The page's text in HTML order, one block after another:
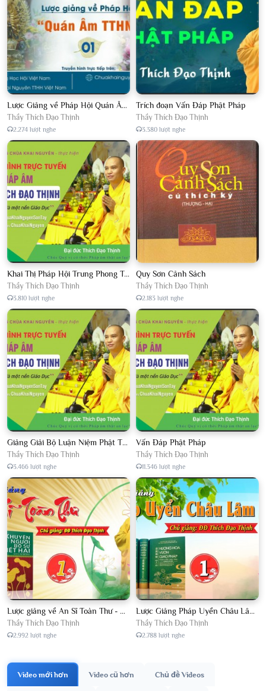
Lược Giảng về Pháp Hội Quán Âm TTHN lần 2
Thầy Thích Đạo Thịnh
2.274 lượt nghe
Trích đoạn Vấn Đáp Phật Pháp
Thầy Thích Đạo Thịnh
3.380 lượt nghe
Khai Thị Pháp Hội Trung Phong Tam Thời Hệ Niệm
Thầy Thích Đạo Thịnh
3.810 lượt nghe
Quy Sơn Cảnh Sách
Thầy Thích Đạo Thịnh
2.183 lượt nghe
Giảng Giải Bộ Luận Niệm Phật Thập Yếu Năm 2018
Thầy Thích Đạo Thịnh
3.466 lượt nghe
Vấn Đáp Phật Pháp
Thầy Thích Đạo Thịnh
11.346 lượt nghe
Lược giảng về An Sĩ Toàn Thư - Chủ giảng Đại Đức Thích Đạo Thịnh
Thầy Thích Đạo Thịnh
2.992 lượt nghe
Lược Giảng Pháp Uyển Châu Lâm, Chủ giảng Đại Đức Thích Đạo Thịnh
Thầy Thích Đạo Thịnh
2.788 lượt nghe
Video mới hơn Video cũ hơn Chủ đề Videos